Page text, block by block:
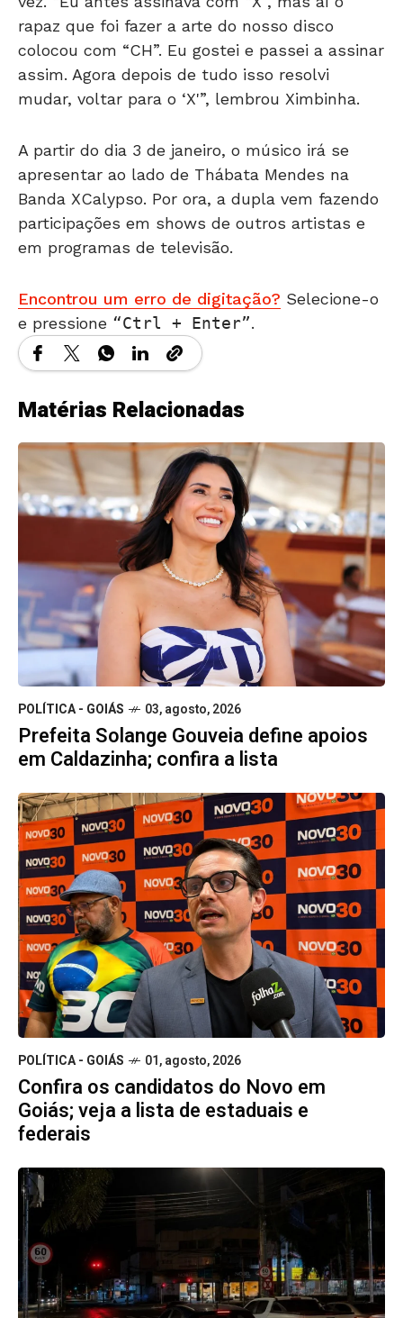
rapaz que foi fazer a arte do nosso disco
colocou com “CH”. Eu gostei e passei a assinar
assim. Agora depois de tudo isso resolvi
mudar, voltar para o ‘X'”, lembrou Ximbinha.
A partir do dia 3 de janeiro, o músico irá se
apresentar ao lado de Thábata Mendes na
Banda XCalypso. Por ora, a dupla vem fazendo
participações em shows de outros artistas e
em programas de televisão.
Encontrou um erro de digitação? Selecione-o
e pressione
Ctrl + Enter .
Matérias Relacionadas
POLÍTICA - GOIÁS 03, agosto, 2026
Prefeita Solange Gouveia define apoios
em Caldazinha; confira a lista
POLÍTICA - GOIÁS 01, agosto, 2026
Confira os candidatos do Novo em
Goiás; veja a lista de estaduais e
federais